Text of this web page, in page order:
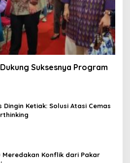
Suksesnya Program
Dingin Ketiak: Solusi Atasi Cemas
Meredakan Konflik dari Pakar